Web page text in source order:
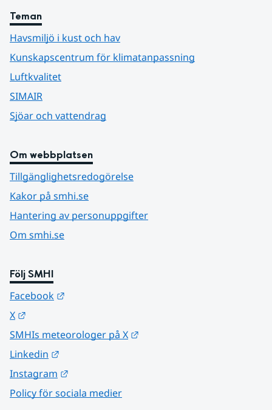
Teman
Havsmiljö i kust och hav
Kunskapscentrum för klimatanpassning
Luftkvalitet
SIMAIR
Sjöar och vattendrag
Om webbplatsen
Tillgänglighetsredogörelse
Kakor på smhi.se
Hantering av personuppgifter
Om smhi.se
Följ SMHI
Facebook
X
SMHIs meteorologer på X
Linkedin
Instagram
Policy för sociala medier